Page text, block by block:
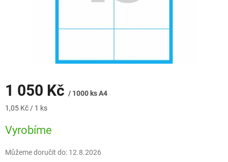
1 050 Kč / 1000 ks A4
Měrná
1,05 Kč / 1 ks
Vyrobíme
Můžeme doručit do: 12.8.2026